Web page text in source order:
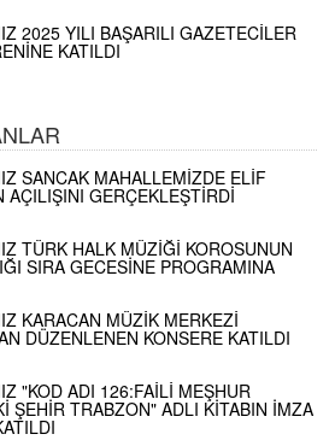
2025 YILI BAŞARILI GAZETECİLER
KATILDI
SANCAK MAHALLEMİZDE ELİF
AÇILIŞINI GERÇEKLEŞTİRDİ
TÜRK HALK MÜZİĞİ KOROSUNUN
SIRA GECESİNE PROGRAMINA
KARACAN MÜZİK MERKEZİ
DÜZENLENEN KONSERE KATILDI
"KOD ADI 126:FAİLİ MEŞHUR
ŞEHİR TRABZON" ADLI KİTABIN İMZA